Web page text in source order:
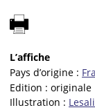
L’affiche
Pays d’origine :
Edition : originale
Illustration :